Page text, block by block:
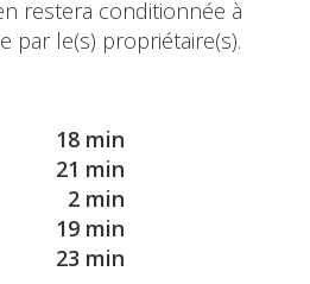
restera conditionnée à
par le(s) propriétaire(s).
18 min
21 min
2 min
19 min
23 min